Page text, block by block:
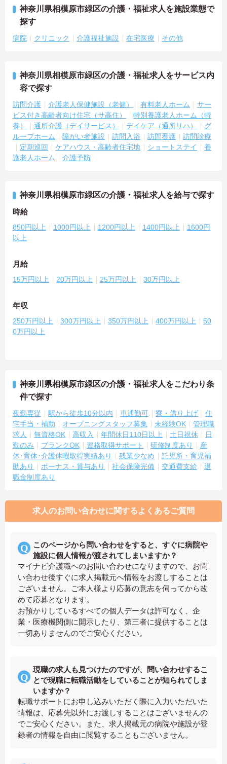
神奈川県相模原市緑区の介護・福祉求人を施設業態で
探す
病院 クリニック 介護福祉施設 在宅医療 その他
神奈川県相模原市緑区の介護・福祉求人をサービス内
容で探す
訪問介護 介護老人保健施設（老健） 有料老人ホーム
サー
ビス付き高齢者向け住宅（サ高住）
特別養護老人ホーム（特
養）
通所介護（デイサービス） デイケア（通所リハ）
グ
ループホーム
障がい者施設 訪問入浴 訪問看護
訪問診療
定期巡回
ケアハウス・高齢者住宅地 ショートステイ
養
護老人ホーム
介護予防
神奈川県相模原市緑区の介護・福祉求人を給与で探す
時給
850円以上 1000円以上 1200円以上 1400円以上
1600円
以上
月給
15万円以上 20万円以上 25万円以上 30万円以上
年収
250万円以上 300万円以上 350万円以上 400万円以上
50
0万円以上
神奈川県相模原市緑区の介護・福祉求人をこだわり条
件で探す
夜勤専従 駅から徒歩10分以内 車通勤可 寮・借り上げ
住
宅手当・補助
オープニングスタッフ募集 未経験OK
管理職
求人
無資格OK 高収入 年間休日110日以上 土日祝休
日
勤のみ
ブランクOK 資格取得サポート 研修制度あり
産
休･育休･介護休暇取得実績あり
残業少なめ
託児所・育児補
助あり
ボーナス・賞与あり 社会保険完備 交通費支給
退
職金制度あり
求人のお問い合わせに関するよくあるご質問
このページから問い合わせをすると、すぐに病院や
施設に個人情報が渡されてしまいますか？
マイナビ介護職へのお問い合わせになりますので、お問
い合わせ後すぐに求人掲載元へ情報をお渡しすることは
ございません。ご本人様より応募の意志を伺ってから改
めて応募となります。
お預かりしているすべての個人データは許可なく、企
業・医療機関側に開示したり、第三者に提供することは
一切ありませんのでご安心ください。
現職の求人も見つけたのですが、問い合わせするこ
とで現職に転職活動をしていることが知られてしま
いますか？
転職サポートにお申し込みいただく際に入力いただいた
情報は、応募先以外にお渡しすることはございませんの
でご安心ください。また、求人掲載元の病院や施設が登
録者の情報を自由に閲覧することもございません。